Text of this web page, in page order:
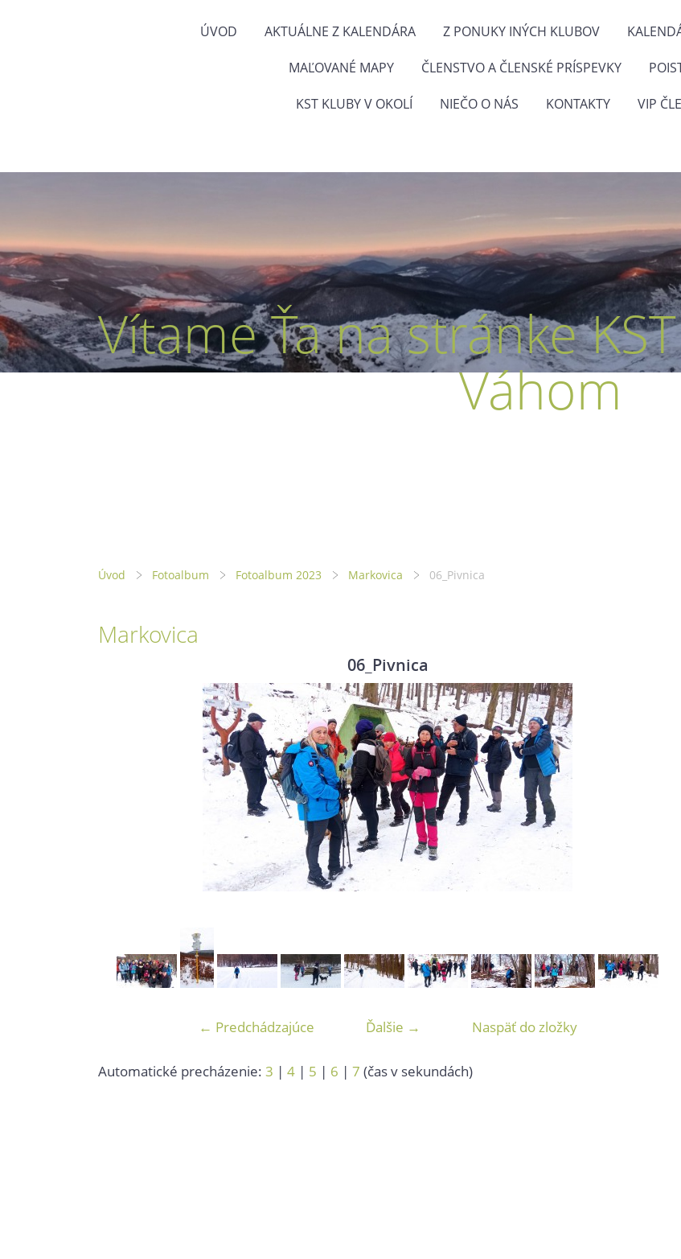
ÚVOD AKTUÁLNE Z KALENDÁRA Z PONUKY INÝCH KLUBOV
MAĽOVANÉ MAPY ČLENSTVO A ČLENSKÉ PRÍSPEVKY
KST KLUBY V OKOLÍ NIEČO O NÁS KONTAKTY VIP
Vítame Ťa na stránke
Váhom
Úvod Fotoalbum Fotoalbum 2023 Markovica 06_Pivnica
Markovica
06_Pivnica
← Predchádzajúce Ďalšie → Naspäť do zložky
Automatické precházenie: 3 | 4 | 5 | 6 | 7 (čas v sekundách)